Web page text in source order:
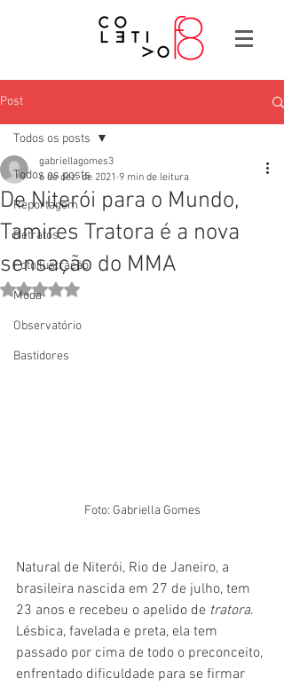
Post
Todos os posts
Reportagem
Retratos
Fotoilustração
Moda
Observatório
Bastidores
Todos os posts
De Niterói para o Mundo,
Tamires Tratora é a nova
sensação do MMA
gabriellagomes3
6 de dez. de 2021 9 min de leitura
Avaliado com NaN de 5 estrelas.
Foto: Gabriella Gomes
Natural de Niterói, Rio de Janeiro, a
brasileira nascida em 27 de julho, tem
23 anos e recebeu o apelido de tratora.
Lésbica, favelada e preta, ela tem
passado por cima de todo o preconceito,
enfrentado dificuldade para se firmar